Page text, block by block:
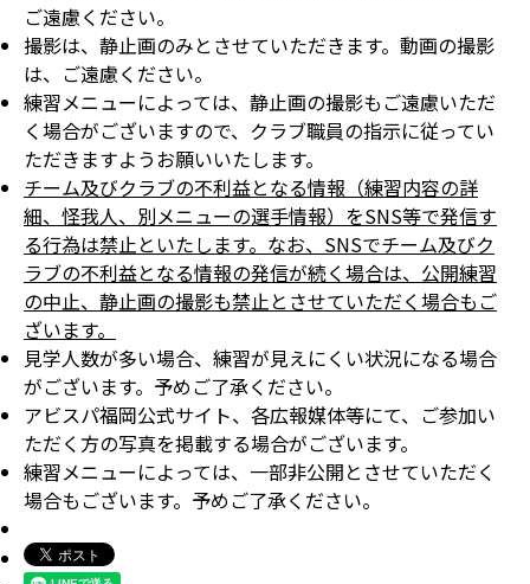
ご遠慮ください。
撮影は、静止画のみとさせていただきます。動画の撮影
は、ご遠慮ください。
練習メニューによっては、静止画の撮影もご遠慮いただ
く場合がございますので、クラブ職員の指示に従ってい
ただきますようお願いいたします。
チーム及びクラブの不利益となる情報（練習内容の詳
細、怪我人、別メニューの選手情報）をSNS等で発信す
る行為は禁止といたします。なお、SNSでチーム及びク
ラブの不利益となる情報の発信が続く場合は、公開練習
の中止、静止画の撮影も禁止とさせていただく場合もご
ざいます。
見学人数が多い場合、練習が見えにくい状況になる場合
がございます。予めご了承ください。
アビスパ福岡公式サイト、各広報媒体等にて、ご参加い
ただく方の写真を掲載する場合がございます。
練習メニューによっては、一部非公開とさせていただく
場合もございます。予めご了承ください。